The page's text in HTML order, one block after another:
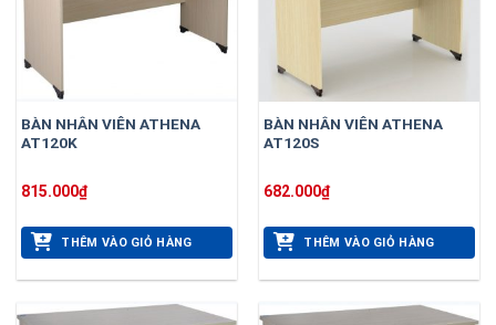
BÀN NHÂN VIÊN ATHENA
AT120K
815.000₫
THÊM VÀO GIỎ HÀNG
BÀN NHÂN VIÊN ATHENA
AT120S
682.000₫
THÊM VÀO GIỎ HÀNG